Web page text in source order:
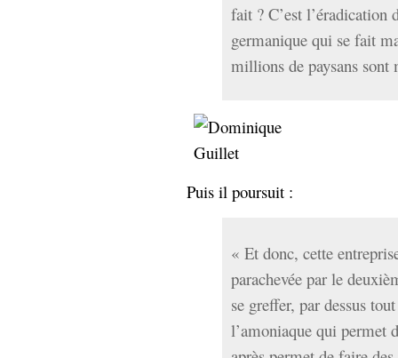
fait ? C’est l’éradication
germanique qui se fait
millions de paysans sont
Puis il poursuit :
« Et donc, cette
parachevée par le
se greffer, par dessus
l’amoniaque qui permet